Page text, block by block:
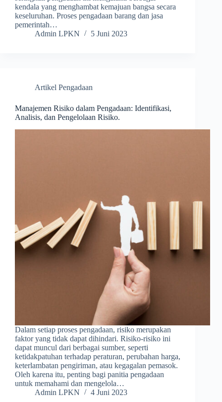
kendala yang menghambat kemajuan bangsa secara
keseluruhan. Proses pengadaan barang dan jasa
pemerintah…
Admin LPKN
5 Juni 2023
Artikel Pengadaan
Manajemen Risiko dalam Pengadaan: Identifikasi,
Analisis, dan Pengelolaan Risiko.
Dalam setiap proses pengadaan, risiko merupakan
faktor yang tidak dapat dihindari. Risiko-risiko ini
dapat muncul dari berbagai sumber, seperti
ketidakpatuhan terhadap peraturan, perubahan harga,
keterlambatan pengiriman, atau kegagalan pemasok.
Oleh karena itu, penting bagi panitia pengadaan
untuk memahami dan mengelola…
Admin LPKN
4 Juni 2023